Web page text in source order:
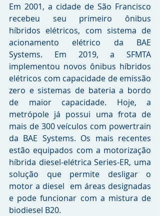
Em 2001, a cidade de São Francisco
recebeu seu primeiro ônibus
híbridos elétricos, com sistema de
acionamento elétrico da BAE
Systems. Em 2019, a SFMTA
implementou novos ônibus híbridos
elétricos com capacidade de emissão
zero e sistemas de bateria a bordo
de maior capacidade. Hoje, a
metrópole já possui uma frota de
mais de 300 veículos com powertrain
da BAE Systems. Os mais recentes
estão equipados com a motorização
híbrida diesel-elétrica Series-ER, uma
solução que permite desligar o
motor a diesel  em áreas designadas
e pode funcionar com a mistura de
biodiesel B20.